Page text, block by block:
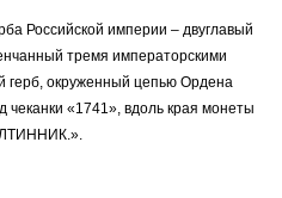
Российской империи – двуглавый
тремя императорскими
герб, окруженный цепью Ордена
«1741», вдоль края монеты